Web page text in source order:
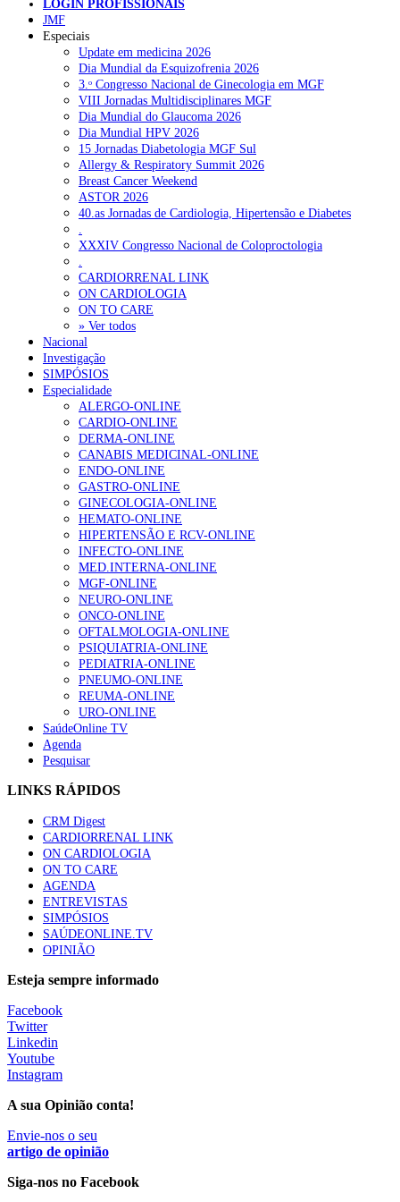
NOTÍCIAS RECENTES
Quase 11.900 jovens recorreram aos cheques psicólogo e
nutricionista no primeiro mês 7 de Agosto, 2026
ULS de Coimbra estreia cirurgia endoscópica do ouvido com
apoio robótico em Portugal 7 de Agosto, 2026
Enfermeiros exigem esclarecimentos sobre eventual gestão
privada da ULS do Algarve
Ordem dos Médicos alerta para riscos no novo sistema de acesso
a consultas e cirurgias 7 de Agosto, 2026
Portugal está a formar os médicos de que precisa?
2026
NOTÍCIAS MAIS LIDAS
Enfermagem Forense. “Da urgência ao tribunal, cada
gesto conta e cada profissional faz a diferença”
202 visualizações
Alguns milhares de utentes podem ficar sem médico de
família com nova regras do registo, alerta associação
155 visualizações
1.º Episódio do Podcast “Frequência Cardio – Sintoniza-
te na Insuficiência Cardíaca” da Bayer
99 visualizações
“Os programas de rastreio do cancro do pulmão são
custo-efetivos e representam um investimento
sustentável para os sistemas de saúde”
88 visualizações
Quase quatro em cada dez doentes com enfarte
apresentavam níveis elevados de Lp(a), revela estudo
86 visualizações
Trodelvy aprovado para primeira linha no cancro da
mama triplo negativo metastático em doentes não
elegíveis para inibidores PD-(L)1
61 visualizações
MAIS NOTÍCIAS
Quase 11.900 jovens recorreram aos cheques psicólogo e
nutricionista no primeiro mês
7 Ago, 2026|0 Comments
ULS de Coimbra estreia cirurgia endoscópica do ouvido com
apoio robótico em Portugal
LOGIN PROFISSIONAIS
JMF
Especiais
Update em medicina 2026
Dia Mundial da Esquizofrenia 2026
3.ᵒ Congresso Nacional de Ginecologia em MGF
VIII Jornadas Multidisciplinares MGF
Dia Mundial do Glaucoma 2026
Dia Mundial HPV 2026
15 Jornadas Diabetologia MGF Sul
Allergy & Respiratory Summit 2026
Breast Cancer Weekend
ASTOR 2026
40.as Jornadas de Cardiologia, Hipertensão e Diabetes
.
XXXIV Congresso Nacional de Coloproctologia
.
CARDIORRENAL LINK
ON CARDIOLOGIA
ON TO CARE
» Ver todos
Nacional
Investigação
SIMPÓSIOS
Especialidade
ALERGO-ONLINE
CARDIO-ONLINE
DERMA-ONLINE
CANABIS MEDICINAL-ONLINE
ENDO-ONLINE
GASTRO-ONLINE
GINECOLOGIA-ONLINE
HEMATO-ONLINE
HIPERTENSÃO E RCV-ONLINE
INFECTO-ONLINE
MED.INTERNA-ONLINE
MGF-ONLINE
NEURO-ONLINE
ONCO-ONLINE
OFTALMOLOGIA-ONLINE
PSIQUIATRIA-ONLINE
PEDIATRIA-ONLINE
PNEUMO-ONLINE
REUMA-ONLINE
URO-ONLINE
SaúdeOnline TV
Agenda
Pesquisar
LINKS RÁPIDOS
CRM Digest
CARDIORRENAL LINK
ON CARDIOLOGIA
ON TO CARE
AGENDA
ENTREVISTAS
SIMPÓSIOS
SAÚDEONLINE.TV
OPINIÃO
Esteja sempre informado
Facebook
Twitter
Linkedin
Youtube
Instagram
A sua Opinião conta!
Envie-nos o seu
artigo de opinião
Siga-nos no Facebook